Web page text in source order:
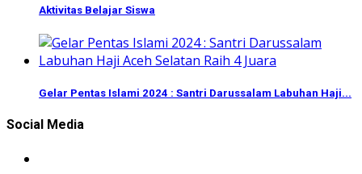
Aktivitas Belajar Siswa
Gelar Pentas Islami 2024 : Santri Darussalam Labuhan Haji...
Social Media